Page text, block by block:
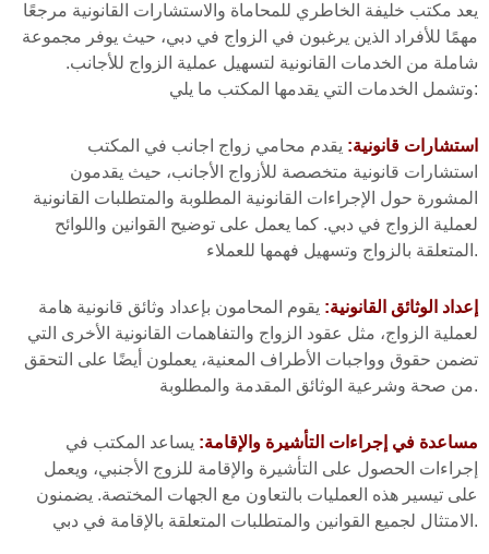
يعد مكتب خليفة الخاطري للمحاماة والاستشارات القانونية مرجعًا
مهمًا للأفراد الذين يرغبون في الزواج في دبي، حيث يوفر مجموعة
شاملة من الخدمات القانونية لتسهيل عملية الزواج للأجانب.
وتشمل الخدمات التي يقدمها المكتب ما يلي:
استشارات قانونية: يقدم محامي زواج اجانب في المكتب
استشارات قانونية متخصصة للأزواج الأجانب، حيث يقدمون
المشورة حول الإجراءات القانونية المطلوبة والمتطلبات القانونية
لعملية الزواج في دبي. كما يعمل على توضيح القوانين واللوائح
المتعلقة بالزواج وتسهيل فهمها للعملاء.
إعداد الوثائق القانونية: يقوم المحامون بإعداد وثائق قانونية هامة
لعملية الزواج، مثل عقود الزواج والتفاهمات القانونية الأخرى التي
تضمن حقوق وواجبات الأطراف المعنية، يعملون أيضًا على التحقق
من صحة وشرعية الوثائق المقدمة والمطلوبة.
مساعدة في إجراءات التأشيرة والإقامة: يساعد المكتب في
إجراءات الحصول على التأشيرة والإقامة للزوج الأجنبي، ويعمل
على تيسير هذه العمليات بالتعاون مع الجهات المختصة. يضمنون
الامتثال لجميع القوانين والمتطلبات المتعلقة بالإقامة في دبي.